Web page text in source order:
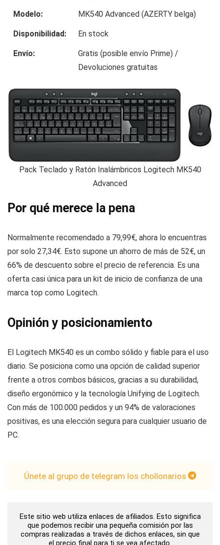
Modelo: MK540 Advanced (AZERTY belga)
Disponibilidad: En stock
Envío:
Gratis (posible envío Prime) /
Devoluciones gratuitas
Pack Teclado y Ratón Inalámbricos Logitech MK540
Advanced
Por qué merece la pena
Normalmente recomendado a 79,99€, ahora lo encuentras
por solo 27,34€. Esto supone un ahorro de más de 52€, un
66% de descuento sobre el precio de referencia. Es una
oferta casi única para un kit de inicio de confianza de una
marca top como Logitech.
Opinión y posicionamiento
El Logitech MK540 es un combo sólido y fiable para el uso
diario. Se posiciona como una opción de calidad superior
frente a otros combos básicos, gracias a su durabilidad,
diseño ergonómico y la tecnología Unifying de Logitech.
Con más de 100.000 pedidos y un 94% de valoraciones
positivas, es una elección segura para cualquier usuario de
PC.
Únete al grupo de telegram los chollonarios
Este sitio web utiliza enlaces de afiliados. Esto significa
que podemos recibir una pequeña comisión por las
compras realizadas a través de dichos enlaces, sin que
el precio final para ti se vea afectado.